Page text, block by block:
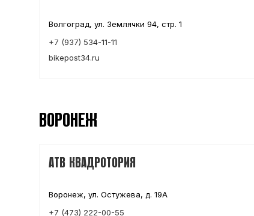
Волгоград, ул. Землячки 94, стр. 1
+7 (937) 534-11-11
bikepost34.ru
ВОРОНЕЖ
АТВ КВАДРОТОРИЯ
Воронеж, ул. Остужева, д. 19А
+7 (473) 222-00-55